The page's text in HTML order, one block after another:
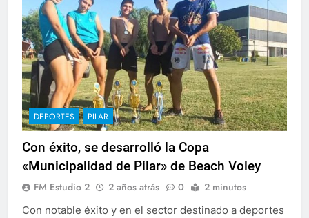
DEPORTES PILAR
Con éxito, se desarrolló la Copa
«Municipalidad de Pilar» de Beach Voley
FM Estudio 2 2 años atrás 0 2 minutos
Con notable éxito y en el sector destinado a deportes